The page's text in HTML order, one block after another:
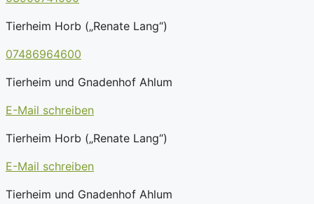
Tierheim Horb („Renate Lang“)
07486964600
Tierheim und Gnadenhof Ahlum
E-Mail schreiben
Tierheim Horb („Renate Lang“)
E-Mail schreiben
Tierheim und Gnadenhof Ahlum